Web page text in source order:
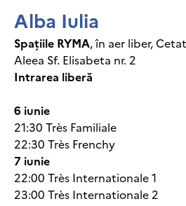
Alba Iulia
Spațiile RYMA, în aer liber,
Aleea Sf. Elisabeta nr. 2
Intrarea liberă
6 iunie
21:30 Très Familiale
22:30 Très Frenchy
7 iunie
22:00 Très Internationale 1
23:00 Très Internationale 2